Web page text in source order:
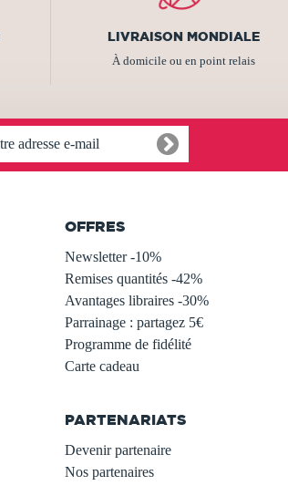
LIVRAISON MONDIALE
À domicile ou en point relais
OFFRES
Newsletter -10%
Remises quantités -42%
Avantages libraires -30%
Parrainage : partagez 5€
Programme de fidélité
Carte cadeau
PARTENARIATS
Devenir partenaire
Nos partenaires